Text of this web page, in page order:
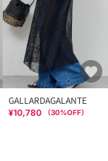
GALLARDAGALANTE
¥10,780 （30%OFF）